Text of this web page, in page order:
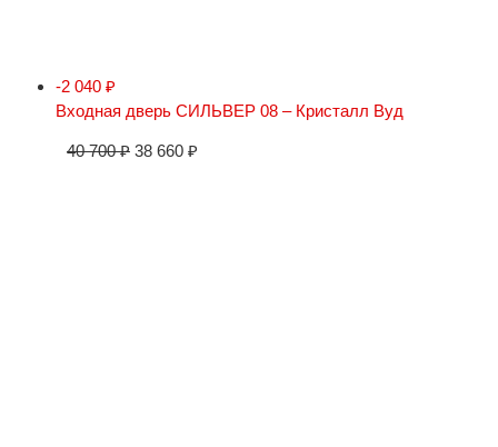
-2 040 ₽
Входная дверь СИЛЬВЕР 08 – Кристалл Вуд
40 700₽ 38 660 ₽